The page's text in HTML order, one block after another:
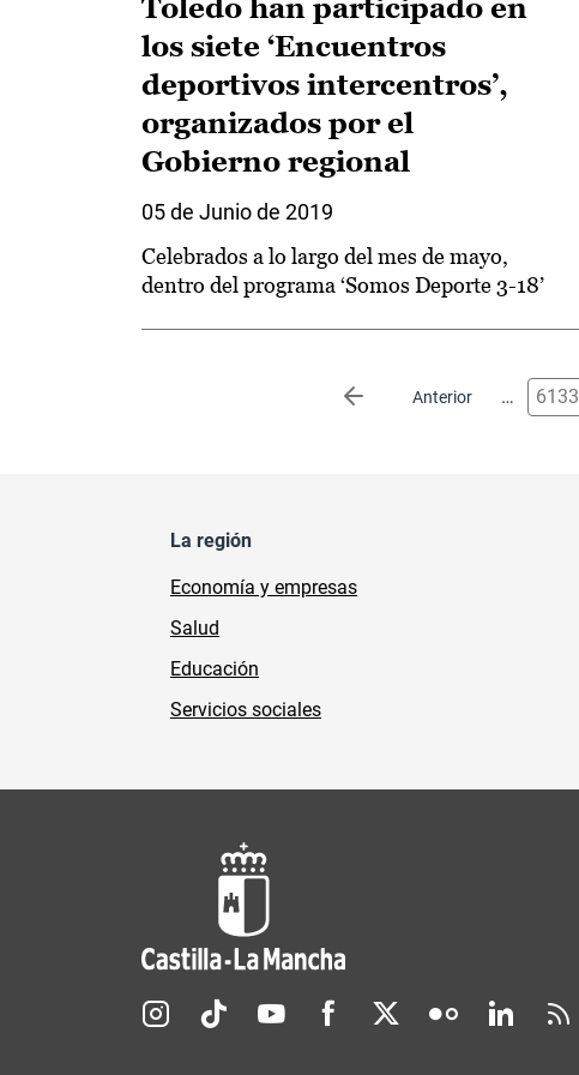
Toledo han participado en
los siete ‘Encuentros
deportivos intercentros’,
organizados por el
Gobierno regional
05 de Junio de 2019
Celebrados a lo largo del mes de mayo,
dentro del programa ‘Somos Deporte 3-18’
Anterior
Página anterior … 6133
La región
Economía y empresas
Salud
Educación
Servicios sociales
Redes sociales JCCM